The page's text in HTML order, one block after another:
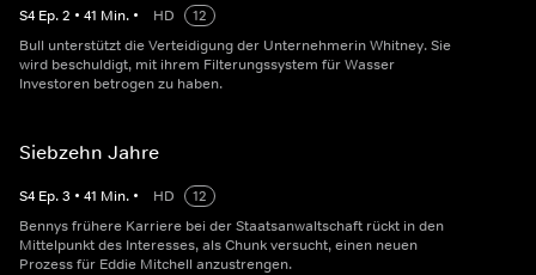
S4 Ep.2 • 41 Min. • HD
12
Bull unterstützt die Verteidigung der Unternehmerin Whitney. Sie
wird beschuldigt, mit ihrem Filterungssystem für Wasser
Investoren betrogen zu haben.
Siebzehn Jahre
S4 Ep.3 • 41 Min. • HD
12
Bennys frühere Karriere bei der Staatsanwaltschaft rückt in den
Mittelpunkt des Interesses, als Chunk versucht, einen neuen
Prozess für Eddie Mitchell anzustrengen.